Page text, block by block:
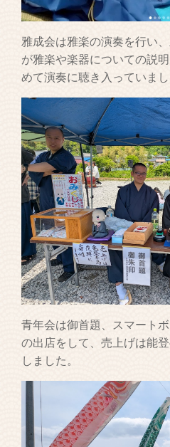
雅成会は雅楽の演奏を行い
が雅楽や楽器についての説
めて演奏に聴き入っていまし
青年会は御首題、スマート
の出店をして、売上げは能
しました。